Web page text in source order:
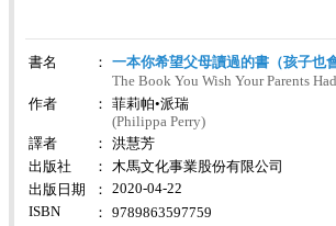
書名 ：
一本你希望父母讀過的書（孩子也
The Book You Wish Your Parents
作者
：
菲莉帕•派瑞
(Philippa Perry)
譯者
：
洪慧芳
出版社
：
木馬文化事業股份有限公司
出版日期
：
2020-04-22
ISBN
：
9789863597759